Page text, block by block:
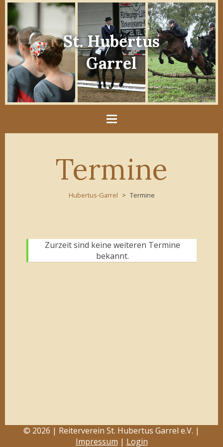
St. Hubertus
Garrel
Termine
Hubertus-Garrel Termine
Zurzeit sind keine weiteren Termine
bekannt.
© 2026 | Reiterverein St. Hubertus Garrel e.V. |
Impressum | Login